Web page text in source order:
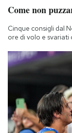
Come non
Cinque consigli dal
ore di volo e svariati